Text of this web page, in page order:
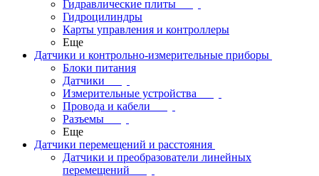
Гидравлические плиты
Гидроцилиндры
Карты управления и контроллеры
Еще
Датчики и контрольно-измерительные приборы
Блоки питания
Датчики
Измерительные устройства
Провода и кабели
Разъемы
Еще
Датчики перемещений и расстояния
Датчики и преобразователи линейных
перемещений